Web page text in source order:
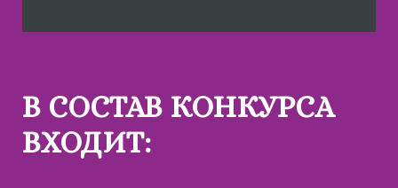
В СОСТАВ КОНКУРСА
ВХОДИТ: